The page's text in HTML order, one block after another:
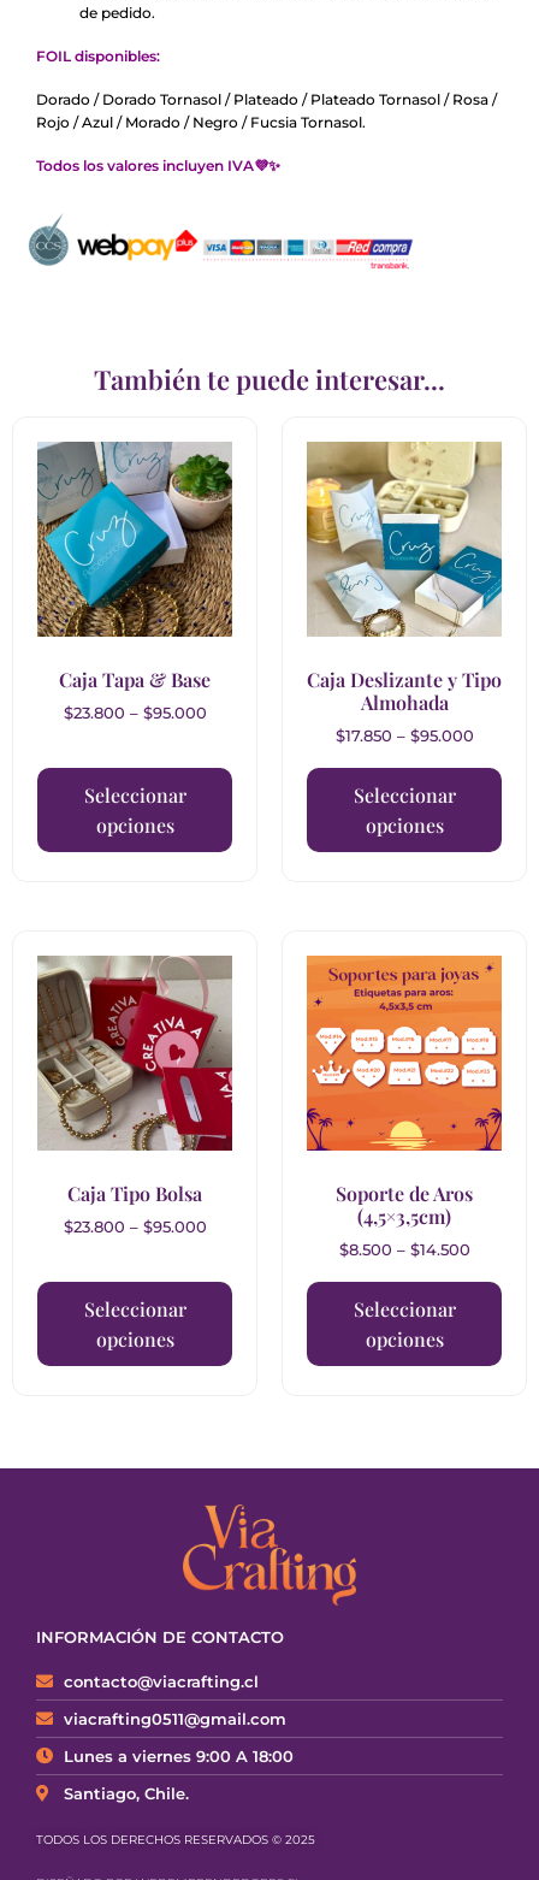
de pedido.
FOIL disponibles:
Dorado / Dorado Tornasol / Plateado / Plateado Tornasol / Rosa /
Rojo / Azul / Morado / Negro / Fucsia Tornasol.
Todos los valores incluyen IVA💜✨
También te puede interesar...
Caja Tapa & Base
$23.800 – $95.000
Seleccionar
opciones
Caja Deslizante y Tipo
Almohada
$17.850 – $95.000
Seleccionar
opciones
Caja Tipo Bolsa
$23.800 – $95.000
Seleccionar
opciones
Soporte de Aros
(4,5×3,5cm)
$8.500 – $14.500
Seleccionar
opciones
INFORMACIÓN DE CONTACTO
contacto@viacrafting.cl
viacrafting0511@gmail.com
Lunes a viernes 9:00 A 18:00
Santiago, Chile.
TODOS LOS DERECHOS RESERVADOS © 2025